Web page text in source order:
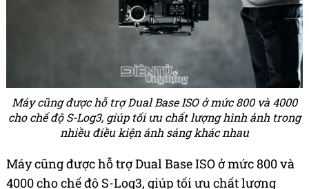
Máy cũng được hỗ trợ Dual Base ISO ở mức 800 và 4000
cho chế độ S-Log3, giúp tối ưu chất lượng hình ảnh trong
nhiều điều kiện ánh sáng khác nhau
Máy cũng được hỗ trợ Dual Base ISO ở mức 800 và
4000 cho chế độ S-Log3, giúp tối ưu chất lượng